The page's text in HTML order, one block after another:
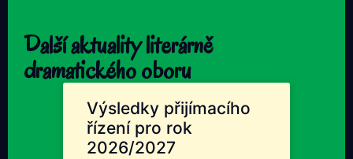
Další aktuality literárně
dramatického oboru
Výsledky přijímacího
řízení pro rok
2026/2027